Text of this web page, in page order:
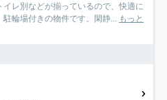
レ別などが揃っているので、快適に
輪場付きの物件です。閑静...
もっと